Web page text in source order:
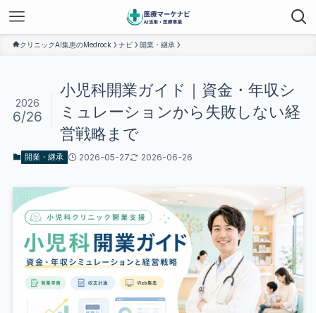
クリニックAI集患のMedrock ナビ 開業・継承
小児科開業ガイド｜資金・年収シ
ミュレーションから失敗しない経
営戦略まで
2026
6/26
開業・継承 2026-05-27 2026-06-26